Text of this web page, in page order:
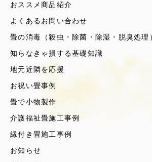
おススメ商品紹介
よくあるお問い合わせ
畳の消毒（殺虫・除菌・除湿・脱臭処理
知らなきゃ損する基礎知識
地元近隣を応援
お祝い畳事例
畳で小物製作
介護福祉畳施工事例
縁付き畳施工事例
お知らせ